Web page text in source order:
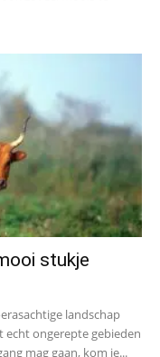
stukje
landschap
echt ongerepte gebieden
mag gaan, kom je...